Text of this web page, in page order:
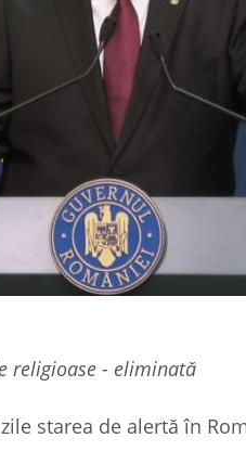
religioase - eliminată
starea de alertă în